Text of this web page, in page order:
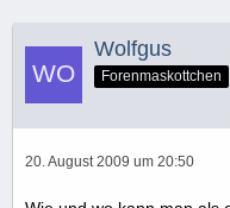
Wolfgus
Forenmaskottchen
20. August 2009 um 20:50